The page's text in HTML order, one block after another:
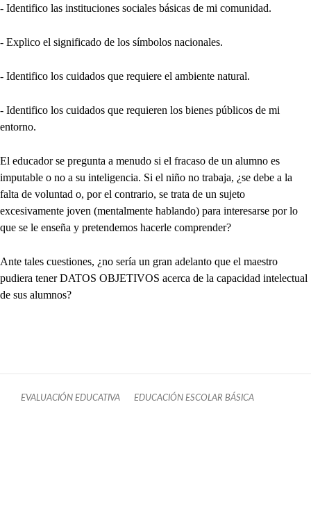
- Identifico las instituciones sociales básicas de mi comunidad.
- Explico el significado de los símbolos nacionales.
- Identifico los cuidados que requiere el ambiente natural.
- Identifico los cuidados que requieren los bienes públicos de mi
entorno.
El educador se pregunta a menudo si el fracaso de un alumno es
imputable o no a su inteligencia. Si el niño no trabaja, ¿se debe a la
falta de voluntad o, por el contrario, se trata de un sujeto
excesivamente joven (mentalmente hablando) para interesarse por lo
que se le enseña y pretendemos hacerle comprender?
Ante tales cuestiones, ¿no sería un gran adelanto que el maestro
pudiera tener DATOS OBJETIVOS acerca de la capacidad intelectual
de sus alumnos?
EVALUACIÓN EDUCATIVA EDUCACIÓN ESCOLAR BÁSICA